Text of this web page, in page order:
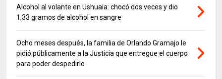
Alcohol al volante en Ushuaia: chocó dos veces y dio
1,33 gramos de alcohol en sangre
Ocho meses después, la familia de Orlando Gramajo le
pidió públicamente a la Justicia que entregue el cuerpo
para poder despedirlo